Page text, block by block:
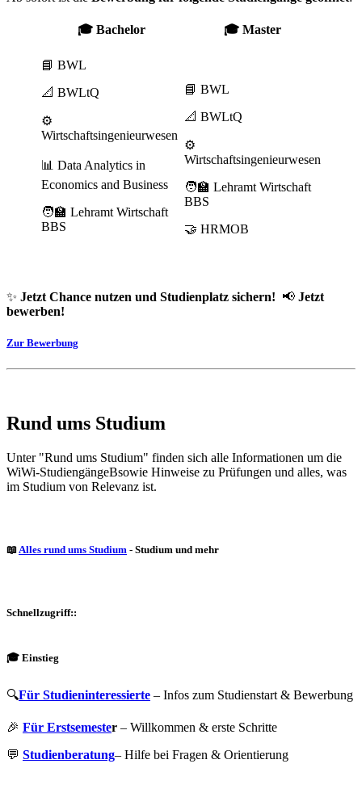
🎓 Bachelor 🎓 Master
📘 BWL
📐 BWLtQ
⚙️
Wirtschaftsingenieurwesen
📊 Data Analytics in
Economics and Business
🧑‍🏫 Lehramt Wirtschaft
BBS
📘 BWL
📐 BWLtQ
⚙️
Wirtschaftsingenieurwesen
🧑‍🏫 Lehramt Wirtschaft
BBS
🤝 HRMOB
✨ Jetzt Chance nutzen und Studienplatz sichern! 📢 Jetzt
bewerben!
Zur Bewerbung
Rund ums Studium
Unter "Rund ums Studium" finden sich alle Informationen um die
WiWi-StudiengängeBsowie Hinweise zu Prüfungen und alles, was
im Studium von Relevanz ist.
📖 Alles rund ums Studium - Studium und mehr
Schnellzugriff::
🎓 Einstieg
🔍Für Studieninteressierte – Infos zum Studienstart & Bewerbung
🎉 Für Erstsemester – Willkommen & erste Schritte
💬 Studienberatung– Hilfe bei Fragen & Orientierung